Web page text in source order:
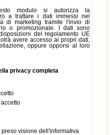
modulo si autorizza la
a trattare i dati immessi nel
di marketing tramite l'invio di
o promozionale. I dati sono
del regolamento UE
avere accesso ai propri dati,
oppure opporsi al loro
privacy completa
visione dell'informativa